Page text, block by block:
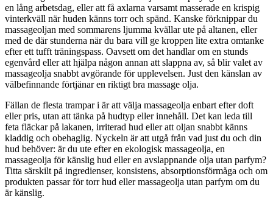
en lång arbetsdag, eller att få axlarna varsamt masserade en krispig
vinterkväll när huden känns torr och spänd. Kanske förknippar du
massageoljan med sommarens ljumma kvällar ute på altanen, eller
med de där stunderna när du bara vill ge kroppen lite extra omtanke
efter ett tufft träningspass. Oavsett om det handlar om en stunds
egenvård eller att hjälpa någon annan att slappna av, så blir valet av
massageolja snabbt avgörande för upplevelsen. Just den känslan av
välbefinnande förtjänar en riktigt bra massage olja.
Fällan de flesta trampar i är att välja massageolja enbart efter doft
eller pris, utan att tänka på hudtyp eller innehåll. Det kan leda till
feta fläckar på lakanen, irriterad hud eller att oljan snabbt känns
kladdig och obehaglig. Nyckeln är att utgå från vad just du och din
hud behöver: är du ute efter en ekologisk massageolja, en
massageolja för känslig hud eller en avslappnande olja utan parfym?
Titta särskilt på ingredienser, konsistens, absorptionsförmåga och om
produkten passar för torr hud eller massageolja utan parfym om du
är känslig.